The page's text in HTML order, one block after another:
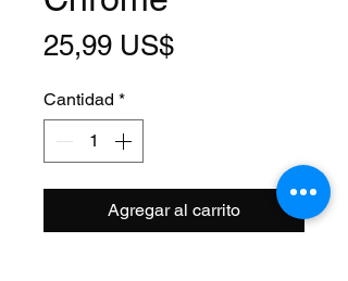
25,99 US$Precio
Cantidad *
Agregar al carrito